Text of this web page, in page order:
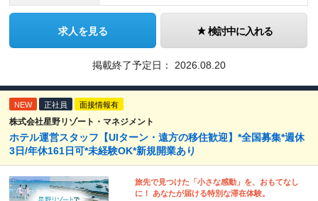
求人を見る 検討中に入れる
掲載終了予定日： 2026.08.20
NEW 正社員 面接情報有
株式会社星野リゾート・マネジメント
ホテル運営スタッフ【UIターン・遠方の移住歓迎】*全国募集*週休
3日/年休161日可*未経験OK*新規開業あり
旅先で見つけた「小さな感動」を、おもてなし
に！ あなたが届ける特別な滞在体験。